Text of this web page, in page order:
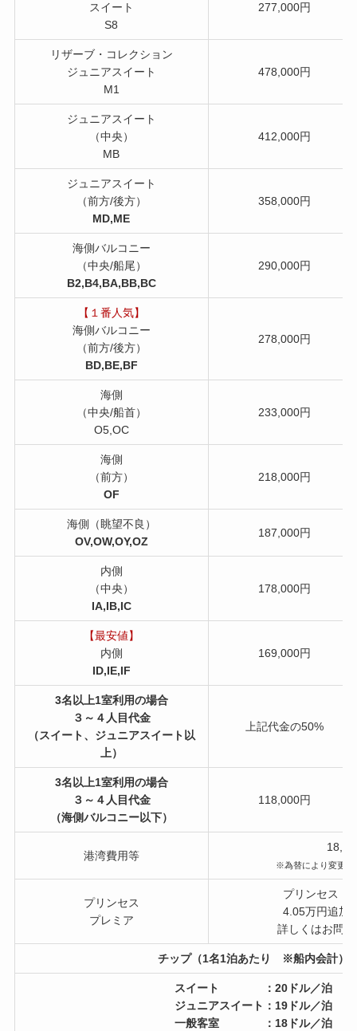
スイート
S8
277,000円
リザーブ・コレクション
ジュニアスイート
M1
478,000円
ジュニアスイート
（中央）
MB
412,000円
ジュニアスイート
（前方/後方）
MD,ME
358,000円
海側バルコニー
（中央/船尾）
B2,B4,BA,BB,BC
290,000円
【１番人気】
海側バルコニー
（前方/後方）
BD,BE,BF
278,000円
海側
（中央/船首）
O5,OC
233,000円
海側
（前方）
OF
218,000円
海側（眺望不良）
OV,OW,OY,OZ
187,000円
内側
（中央）
IA,IB,IC
178,000円
【最安値】
内側
ID,IE,IF
169,000円
3名以上1室利用の場合
３～４人目代金
（スイート、ジュニアスイート以
上）
上記代金の50%
3名以上1室利用の場合
３～４人目代金
（海側バルコニー以下）
118,000円
港湾費用等
※為替により変更の
プリンセス
プレミア
プリンセス・
4.05万円追加
詳しくはお問
チップ（1名1泊あたり ※船内会計）
スイート ：20ドル／泊
ジュニアスイート：19ドル／泊
一般客室 ：18ドル／泊